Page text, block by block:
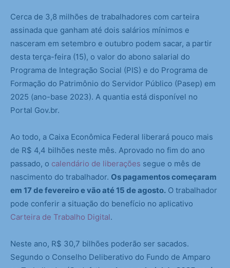
Cerca de 3,8 milhões de trabalhadores com carteira
assinada que ganham até dois salários mínimos e
nasceram em setembro e outubro podem sacar, a partir
desta terça-feira (15), o valor do abono salarial do
Programa de Integração Social (PIS) e do Programa de
Formação do Patrimônio do Servidor Público (Pasep) em
2025 (ano-base 2023). A quantia está disponível no
Portal Gov.br.
Ao todo, a Caixa Econômica Federal liberará pouco mais
de R$ 4,4 bilhões neste mês. Aprovado no fim do ano
passado, o calendário de liberações segue o mês de
nascimento do trabalhador. Os pagamentos começaram
em 17 de fevereiro e vão até 15 de agosto. O trabalhador
pode conferir a situação do benefício no aplicativo
Carteira de Trabalho Digital.
Neste ano, R$ 30,7 bilhões poderão ser sacados.
Segundo o Conselho Deliberativo do Fundo de Amparo